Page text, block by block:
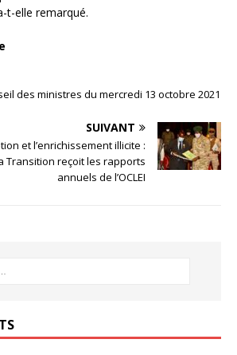
t-elle remarqué.
des ministres du mercredi 13 octobre 2021
SUIVANT
et l’enrichissement illicite :
Transition reçoit les rapports
annuels de l’OCLEI